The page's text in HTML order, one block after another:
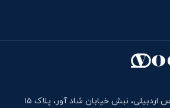
آدرس دفتر: خیابان مقدس اردبیلی، نبش خیابان شاد آور، پلاک ۱۵